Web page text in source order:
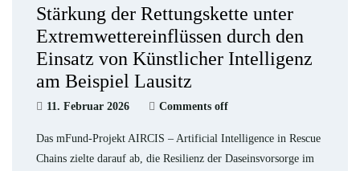
Stärkung der Rettungskette unter
Extremwettereinflüssen durch den
Einsatz von Künstlicher Intelligenz
am Beispiel Lausitz
11. Februar 2026 Comments off
Das mFund-Projekt AIRCIS – Artificial Intelligence in Rescue
Chains zielte darauf ab, die Resilienz der Daseinsvorsorge im